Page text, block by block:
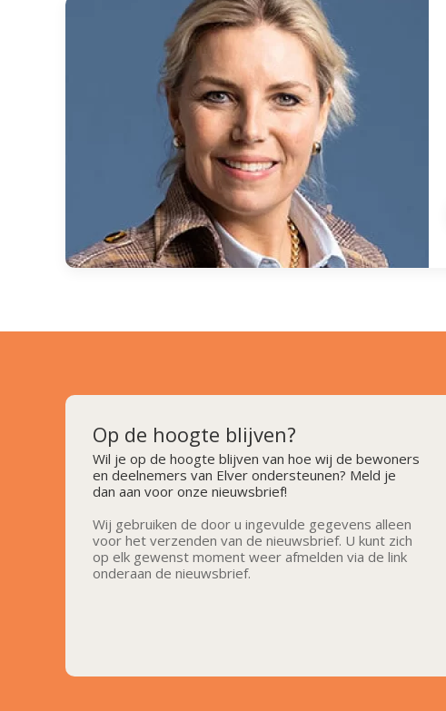
Op de hoogte blijven?
Wil je op de hoogte blijven van hoe wij de bewoners
en deelnemers van Elver ondersteunen? Meld je
dan aan voor onze nieuwsbrief!
Wij gebruiken de door u ingevulde gegevens alleen
voor het verzenden van de nieuwsbrief. U kunt zich
op elk gewenst moment weer afmelden via de link
onderaan de nieuwsbrief.